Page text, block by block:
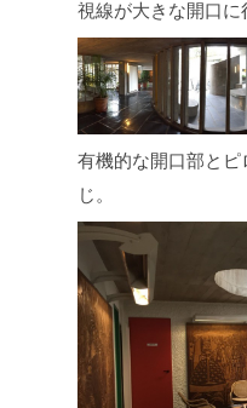
視線が大きな開口に
有機的な開口部と
じ。